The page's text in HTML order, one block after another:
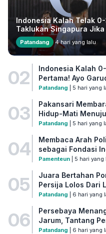
Indonesia Kalah Telak
Taklukan Singapura
Patandang 4 hari yang lalu
02
Indonesia Kalah
Pertama! Ayo
Patandang | 5 hari yang
03
Pakansari
Hidup-Mati
Patandang | 5 hari yang
04
Membaca Arah
sebagai Fondasi
Pamenteun| 5 hari yang
05
Juara Bertahan
Persija Lolos Dari
Patandang | 6 hari yang
06
Persebaya
Jarum, Tantang
Patandang | 6 hari yang